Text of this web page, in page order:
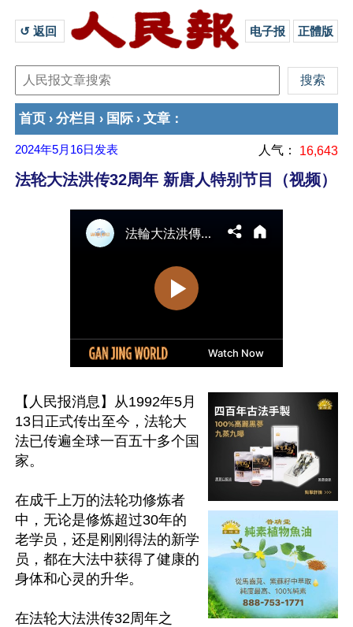
↺ 返回 电子报 正體版
首页 › 分栏目 › 国际 › 文章 ：
2024年5月16日 发表 人气： 16,643
法轮大法洪传32周年 新唐人特别节目（视频）
【人民报消息】从1992年5月
13日正式传出至今，法轮大
法已传遍全球一百五十多个国
家。
在成千上万的法轮功修炼者
中，无论是修炼超过30年的
老学员，还是刚刚得法的新学
员，都在大法中获得了健康的
身体和心灵的升华。
在法轮大法洪传32周年之